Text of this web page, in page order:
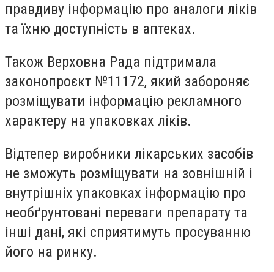
правдиву інформацію про аналоги ліків
та їхню доступність в аптеках.
Також Верховна Рада підтримала
законопроєкт №11172, який забороняє
розміщувати інформацію рекламного
характеру на упаковках ліків.
Відтепер виробники лікарських засобів
не зможуть розміщувати на зовнішній і
внутрішніх упаковках інформацію про
необґрунтовані переваги препарату та
інші дані, які сприятимуть просуванню
його на ринку.